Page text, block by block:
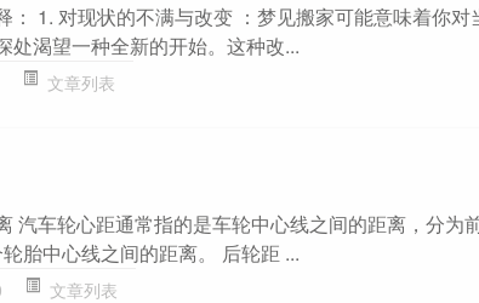
： 1. 对现状的不满与改变 ：梦见搬家可能意味着你对
处渴望一种全新的开始。这种改...
文章列表
汽车轮心距通常指的是车轮中心线之间的距离，分为
胎中心线之间的距离。 后轮距 ...
文章列表